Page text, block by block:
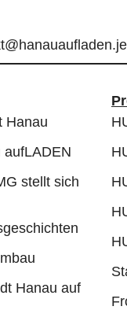
Hanau
aufLADEN
stellt sich
Hanau auf